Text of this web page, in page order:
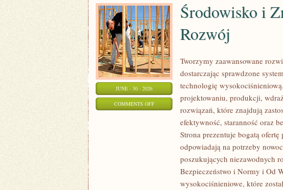
JUNE - 30 - 2026
COMMENTS OFFON
Środowisko i
Rozwój
Tworzymy zaawansowane
dostarczając sprawdzone
technologię
projektowaniu, produkcji,
rozwiązań, które znajdują
efektywność, staranność oraz
Strona prezentuje bogatą
odpowiadają na potrzeby
poszukujących niezawodnych
Bezpieczeństwo i Normy i Od
wysokociśnieniowe, które